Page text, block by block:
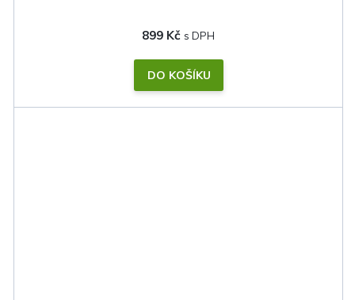
899 Kč
DO KOŠÍKU